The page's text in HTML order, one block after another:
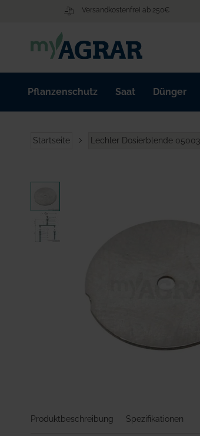
Versandkostenfrei ab 250€
Pflanzenschutz Saat Dünger
Startseite Lechler Dosierblende
Zum
der
Bildgalerie
springen
der
Produktbeschreibung Spezifikationen